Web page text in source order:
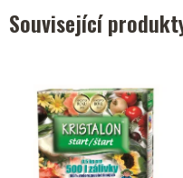
Související